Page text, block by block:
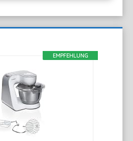
EMPFEHLUNG